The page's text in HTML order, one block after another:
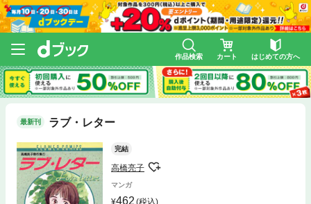
作品検索 カート はじめての方へ
最新刊 ラブ・レター
完結
高橋亮子
マンガ
462